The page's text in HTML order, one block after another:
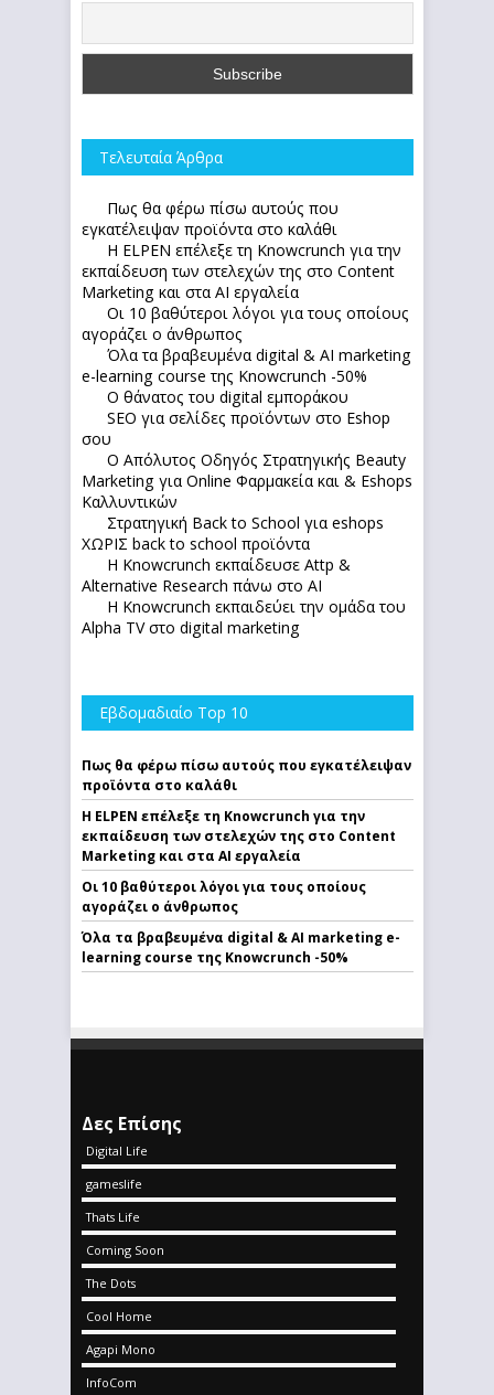
Τελευταία Άρθρα
Πως θα φέρω πίσω αυτούς που
εγκατέλειψαν προϊόντα στο καλάθι
Η ELPEN επέλεξε τη Knowcrunch για την
εκπαίδευση των στελεχών της στο Content
Marketing και στα AI εργαλεία
Οι 10 βαθύτεροι λόγοι για τους οποίους
αγοράζει ο άνθρωπος
Όλα τα βραβευμένα digital & AI marketing
e-learning course της Knowcrunch -50%
Ο θάνατος του digital εμποράκου
SEO για σελίδες προϊόντων στο Eshop
σου
Ο Απόλυτoς Οδηγός Στρατηγικής Beauty
Marketing για Online Φαρμακεία και & Eshops
Καλλυντικών
Στρατηγική Back to School για eshops
ΧΩΡΙΣ back to school προϊόντα
Η Knowcrunch εκπαίδευσε Attp &
Alternative Research πάνω στο ΑΙ
Η Knowcrunch εκπαιδεύει την ομάδα του
Alpha TV στο digital marketing
Εβδομαδιαίο Top 10
Πως θα φέρω πίσω αυτούς που εγκατέλειψαν
προϊόντα στο καλάθι
Η ELPEN επέλεξε τη Knowcrunch για την
εκπαίδευση των στελεχών της στο Content
Marketing και στα AI εργαλεία
Οι 10 βαθύτεροι λόγοι για τους οποίους
αγοράζει ο άνθρωπος
Όλα τα βραβευμένα digital & AI marketing e-
learning course της Knowcrunch -50%
Δες Επίσης
Digital Life
gameslife
Thats Life
Coming Soon
The Dots
Cool Home
Agapi Mono
InfoCom